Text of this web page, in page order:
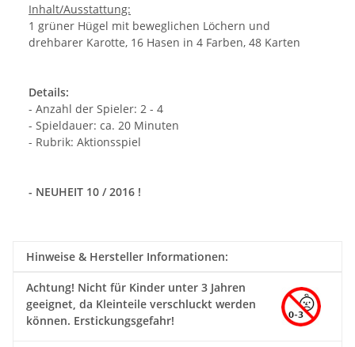
Inhalt/Ausstattung:
1 grüner Hügel mit beweglichen Löchern und
drehbarer Karotte, 16 Hasen in 4 Farben, 48 Karten
Details:
- Anzahl der Spieler: 2 - 4
- Spieldauer: ca. 20 Minuten
- Rubrik: Aktionsspiel
- NEUHEIT 10 / 2016 !
Hinweise & Hersteller Informationen:
Achtung! Nicht für Kinder unter 3 Jahren
geeignet, da Kleinteile verschluckt werden
können. Erstickungsgefahr!